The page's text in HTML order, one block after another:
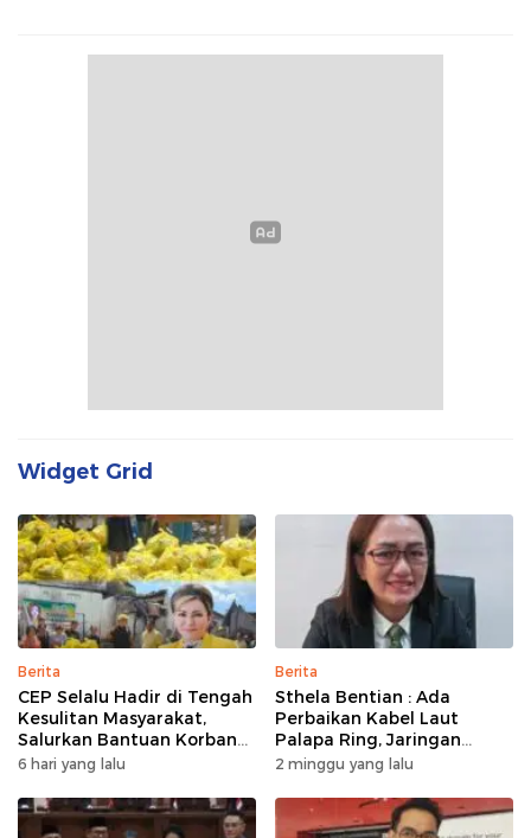
Widget Grid
Berita
CEP Selalu Hadir di Tengah
Kesulitan Masyarakat,
Salurkan Bantuan Korban
Kebakaran di Wanea
6 hari yang lalu
Berita
Sthela Bentian : Ada
Perbaikan Kabel Laut
Palapa Ring, Jaringan
Internet di Talaud,
Terganggu Sementara
2 minggu yang lalu